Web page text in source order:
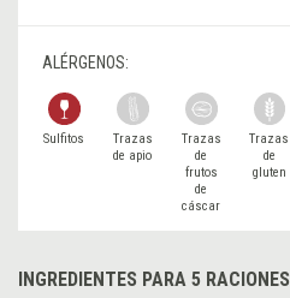
ALÉRGENOS:
Sulfitos
Trazas
de apio
Trazas
de
frutos
de
cáscar
Trazas
de
gluten
INGREDIENTES PARA 5 RACIONES